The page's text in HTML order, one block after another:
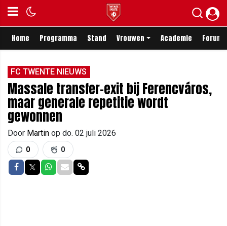
Home Programma Stand Vrouwen Academie Forum
FC TWENTE NIEUWS
Massale transfer-exit bij Ferencváros,
maar generale repetitie wordt
gewonnen
Door Martin op do. 02 juli 2026
0 0
Delen op Facebook
Delen op Twitter
Delen op Whatsapp
Delen via Mail
Delen via link